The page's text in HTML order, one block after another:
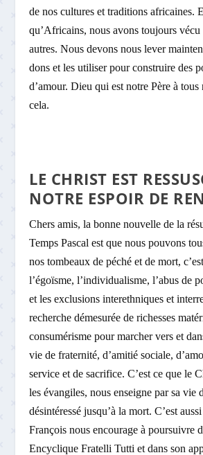
de nos cultures et traditions africaines.
qu’Africains, nous avons toujours vécu
autres. Nous devons nous lever
dons et les utiliser pour construire des
d’amour. Dieu qui est notre Père à tous
cela.
LE CHRIST EST
NOTRE ESPOIR DE
Chers amis, la bonne nouvelle de la
Temps Pascal est que nous pouvons
nos tombeaux de péché et de mort,
l’égoïsme, l’individualisme, l’abus de
et les exclusions interethniques et
recherche démesurée de richesses
consumérisme pour marcher vers et
vie de fraternité, d’amitié sociale,
service et de sacrifice. C’est ce que le
les évangiles, nous enseigne par sa vie
désintéressé jusqu’à la mort. C’est
François nous encourage à poursuivre
Encyclique Fratelli Tutti et dans son